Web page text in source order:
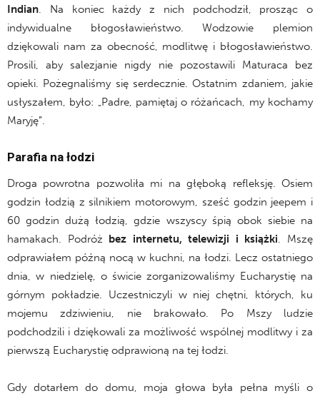
Indian. Na koniec każdy z nich podchodził, prosząc o
indywidualne błogosławieństwo. Wodzowie plemion
dziękowali nam za obecność, modlitwę i błogosławieństwo.
Prosili, aby salezjanie nigdy nie pozostawili Maturaca bez
opieki. Pożegnaliśmy się serdecznie. Ostatnim zdaniem, jakie
usłyszałem, było: „Padre, pamiętaj o różańcach, my kochamy
Maryję”.
Parafia na łodzi
Droga powrotna pozwoliła mi na głęboką refleksję. Osiem
godzin łodzią z silnikiem motorowym, sześć godzin jeepem i
60 godzin dużą łodzią, gdzie wszyscy śpią obok siebie na
hamakach. Podróż
bez internetu, telewizji i książki. Mszę
odprawiałem późną nocą w kuchni, na łodzi. Lecz ostatniego
dnia, w niedzielę, o świcie zorganizowaliśmy Eucharystię na
górnym pokładzie. Uczestniczyli w niej chętni, których, ku
mojemu zdziwieniu, nie brakowało. Po Mszy ludzie
podchodzili i dziękowali za możliwość wspólnej modlitwy i za
pierwszą Eucharystię odprawioną na tej łodzi.
Gdy dotarłem do domu, moja głowa była pełna myśli o